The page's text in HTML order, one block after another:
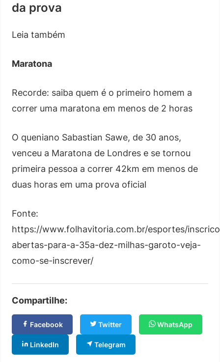
da prova
Leia também
Maratona
Recorde: saiba quem é o primeiro homem a
correr uma maratona em menos de 2 horas
O queniano Sabastian Sawe, de 30 anos,
venceu a Maratona de Londres e se tornou
primeira pessoa a correr 42km em menos de
duas horas em uma prova oficial
Fonte:
https://www.folhavitoria.com.br/esportes/
abertas-para-a-35a-dez-milhas-garoto-veja-
como-se-inscrever/
Compartilhe:
Facebook Twitter WhatsApp
LinkedIn Telegram